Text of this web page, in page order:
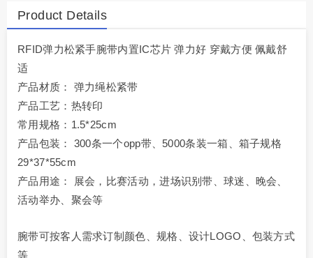
Product Details
RFID弹力松紧手腕带内置IC芯片 弹力好 穿戴方便 佩戴舒
适
产品材质： 弹力绳松紧带
产品工艺：热转印
常用规格：1.5*25cm
产品包装： 300条一个opp带、5000条装一箱、箱子规格
29*37*55cm
产品用途： 展会，比赛活动，进场识别带、球迷、晚会、
活动举办、聚会等
腕带可按客人需求订制颜色、规格、设计LOGO、包装方式
等